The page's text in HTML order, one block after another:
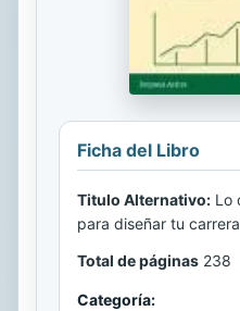
Ficha del Libro
Titulo Alternativo: Lo
para diseñar tu
Total de páginas 238
Categoría: